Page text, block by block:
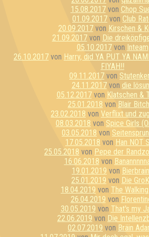
15.08.2017von Chop
01.09.2017 von Club
20.09.2017von Kirschen &
21.09.2017von Die
05.10.2017von Inteam
26.10.2017 von Harry, did YA PUT YA
FIYAH!!
09.11.2017 von
24.11.2017von die
05.12.2017von Klatschen &
25.01.2018 von Blair
23.02.2018 von Verflixt und
08.03.2018 von Spice Girls
03.05.2018 von
17.05.2018 von Han NOT
25.05.2018 von Pepe der
16.06.2018 von
19.01.2019 von
25.01.2019 von Die
18.04.2019 von The
26.04.2019 von
30.05.2019 von That's my
22.06.2019 von Die
02.07.2019 von Bräin